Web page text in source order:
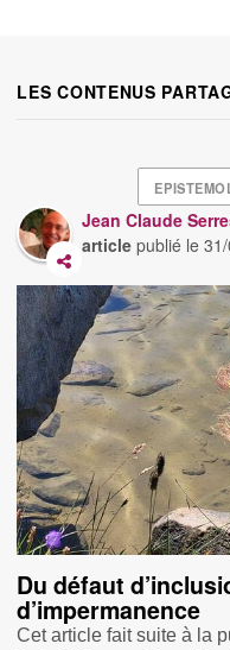
LES CONTENUS
Jean Claude
article publié le
Du défaut
d’impermanence
Cet article fait suite à la